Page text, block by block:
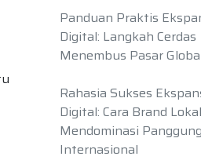
Panduan Praktis
Digital: Langkah Cerdas
Menembus Pasar
Rahasia Sukses
Digital: Cara Brand Lokal
Mendominasi Panggung
Internasional